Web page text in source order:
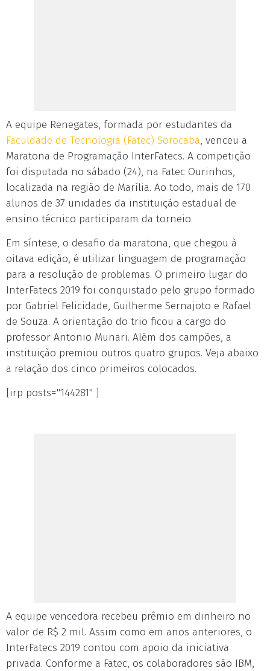
A equipe Renegates, formada por estudantes da
Faculdade de Tecnologia (Fatec) Sorocaba, venceu a
Maratona de Programação InterFatecs. A competição
foi disputada no sábado (24), na Fatec Ourinhos,
localizada na região de Marília. Ao todo, mais de 170
alunos de 37 unidades da instituição estadual de
ensino técnico participaram da torneio.
Em síntese, o desafio da maratona, que chegou à
oitava edição, é utilizar linguagem de programação
para a resolução de problemas. O primeiro lugar do
InterFatecs 2019 foi conquistado pelo grupo formado
por Gabriel Felicidade, Guilherme Sernajoto e Rafael
de Souza. A orientação do trio ficou a cargo do
professor Antonio Munari. Além dos campões, a
instituição premiou outros quatro grupos. Veja abaixo
a relação dos cinco primeiros colocados.
[irp posts="144281" ]
A equipe vencedora recebeu prêmio em dinheiro no
valor de R$ 2 mil. Assim como em anos anteriores, o
InterFatecs 2019 contou com apoio da iniciativa
privada. Conforme a Fatec, os colaboradores são IBM,